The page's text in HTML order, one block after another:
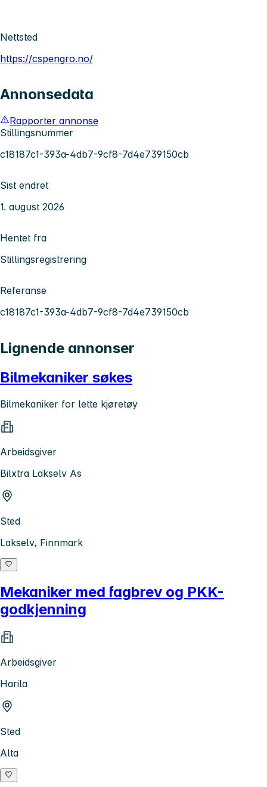
Nettsted
https://cspengro.no/
Annonsedata
Rapporter annonse
Stillingsnummer
c18187c1-393a-4db7-9cf8-7d4e739150cb
Sist endret
1. august 2026
Hentet fra
Stillingsregistrering
Referanse
c18187c1-393a-4db7-9cf8-7d4e739150cb
Lignende annonser
Bilmekaniker søkes
Bilmekaniker for lette kjøretøy
Arbeidsgiver
Bilxtra Lakselv As
Sted
Lakselv, Finnmark
Mekaniker med fagbrev og PKK-
godkjenning
Arbeidsgiver
Harila
Sted
Alta